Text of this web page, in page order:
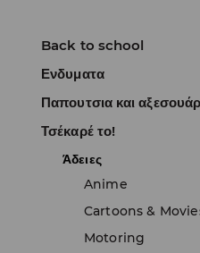
Back to school
Ενδυματα
Παπουτσια και αξεσουάρ
Τσέκαρέ το!
Άδειες
Anime
Cartoons &
Motoring